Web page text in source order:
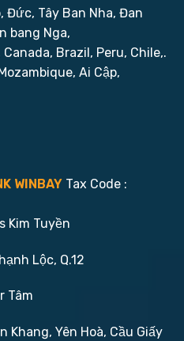
Đức, Tây Ban Nha, Đan
bang Nga,
Brazil, Peru, Chile,.
Ai Cập,
WINBAY Tax Code :
Kim Tuyền
Lộc, Q.12
Tâm
Khang, Yên Hoà, Cầu Giấy